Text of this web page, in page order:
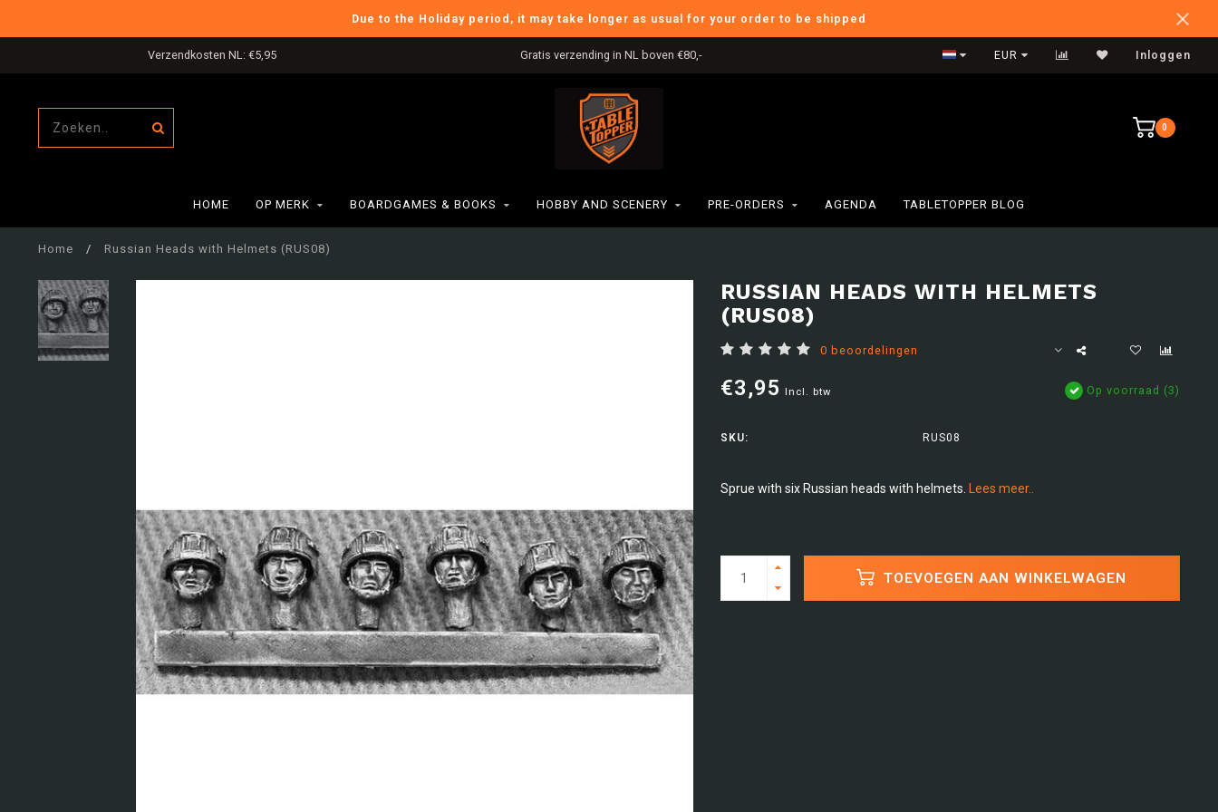
Due to the Holiday period, it may take longer as usual for your order to be shipped
Verzendkosten NL: €5,95 Gratis verzending in NL boven €80,- International Shipping
EUR Inloggen
0
HOME OP MERK BOARDGAMES & BOOKS HOBBY AND SCENERY PRE-ORDERS AGENDA TABLETOPPER BLOG
Home / Russian Heads with Helmets (RUS08)
RUSSIAN HEADS WITH HELMETS
(RUS08)
0 beoordelingen
€3,95 Incl. btw Op voorraad (3)
SKU: RUS08
Sprue with six Russian heads with helmets. Lees meer..
TOEVOEGEN AAN WINKELWAGEN